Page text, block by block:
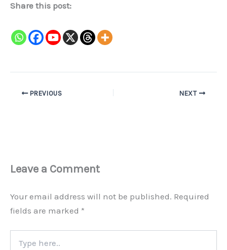
Share this post:
PREVIOUS NEXT
Leave a Comment
Your email address will not be published. Required
fields are marked *
here..